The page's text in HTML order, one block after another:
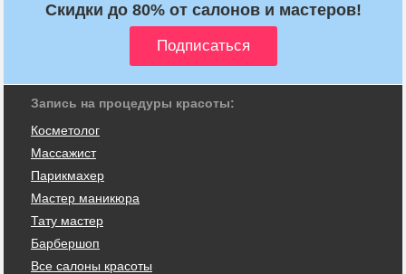
Скидки до 80% от салонов и мастеров!
Запись на процедуры красоты:
Косметолог
Массажист
Парикмахер
Мастер маникюра
Тату мастер
Барбершоп
Все салоны красоты